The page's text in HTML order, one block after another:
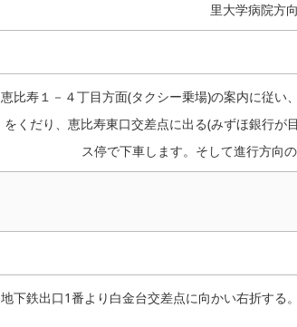
里大学病院方
恵比寿１－４丁目方面(タクシー乗場)の案内に従い
をくだり、恵比寿東口交差点に出る(みずほ銀行
ス停で下車します。そして進行方向
地下鉄出口1番より白金台交差点に向かい右折する